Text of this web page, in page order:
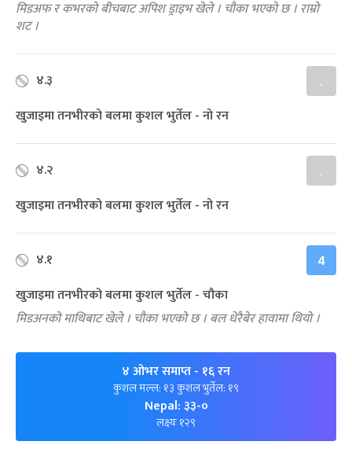
मिडअफ र कभरको बीचबाट अपिश ड्राइभ खेले । चौका भएको छ । राम्रो
शट ।
४.३ .
खुजाइमा तनभीरको बलमा कुशल भुर्तेल - नो रन
४.२ .
खुजाइमा तनभीरको बलमा कुशल भुर्तेल - नो रन
४.१ 4
खुजाइमा तनभीरको बलमा कुशल भुर्तेल - चौका
मिडअनको माथिबाट खेले । चौका भएको छ । बल धेरैबेर हावामा थियो ।
४ ओभर समाप्त- १६ रन
कुशल मल्ल: १३ कुशल भुर्तेल: १९
Nepal: ३३-०
लक्ष्यः १२९